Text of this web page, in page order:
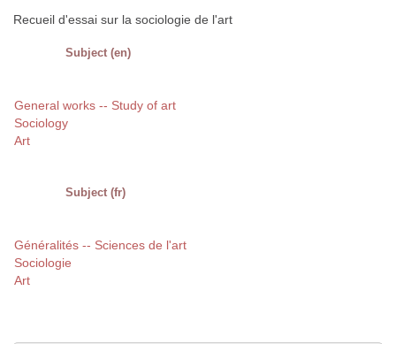
Recueil d'essai sur la sociologie de l'art
Subject (en)
General works -- Study of art
Sociology
Art
Subject (fr)
Généralités -- Sciences de l'art
Sociologie
Art